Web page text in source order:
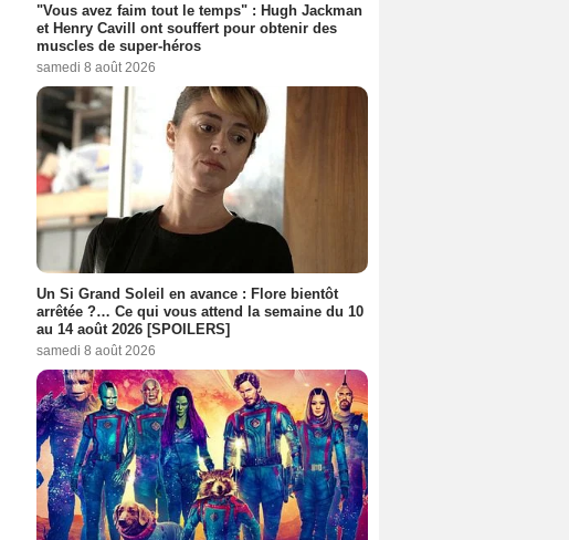
"Vous avez faim tout le temps" : Hugh Jackman
et Henry Cavill ont souffert pour obtenir des
muscles de super-héros
samedi 8 août 2026
Un Si Grand Soleil en avance : Flore bientôt
arrêtée ?… Ce qui vous attend la semaine du 10
au 14 août 2026 [SPOILERS]
samedi 8 août 2026